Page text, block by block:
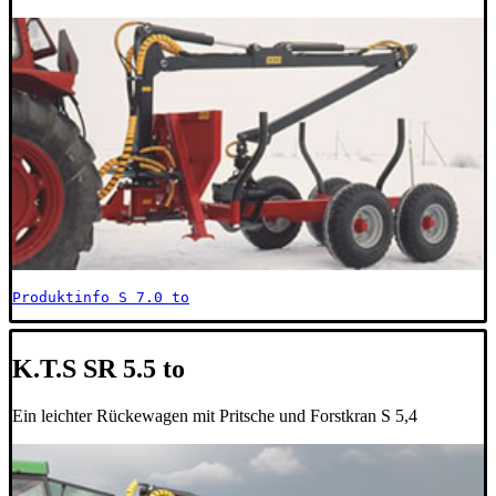
Produktinfo S 7.0 to
K.T.S SR 5.5 to
Ein leichter Rückewagen mit Pritsche und Forstkran S 5,4